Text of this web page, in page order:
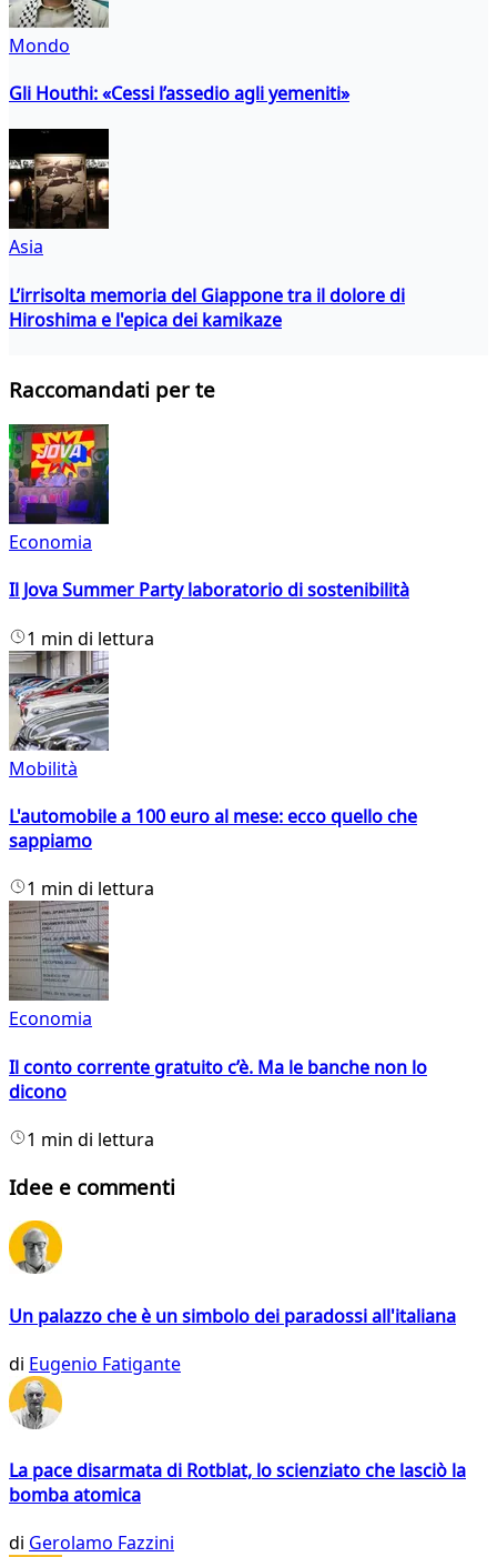
Mondo
Gli Houthi: «Cessi l’assedio agli yemeniti»
Asia
L’irrisolta memoria del Giappone tra il dolore di
Hiroshima e l'epica dei kamikaze
Raccomandati per te
Economia
Il Jova Summer Party laboratorio di sostenibilità
1 min di lettura
Mobilità
L'automobile a 100 euro al mese: ecco quello che
sappiamo
1 min di lettura
Economia
Il conto corrente gratuito c’è. Ma le banche non lo
dicono
1 min di lettura
Idee e commenti
Un palazzo che è un simbolo dei paradossi all'italiana
di Eugenio Fatigante
La pace disarmata di Rotblat, lo scienziato che lasciò la
bomba atomica
di Gerolamo Fazzini